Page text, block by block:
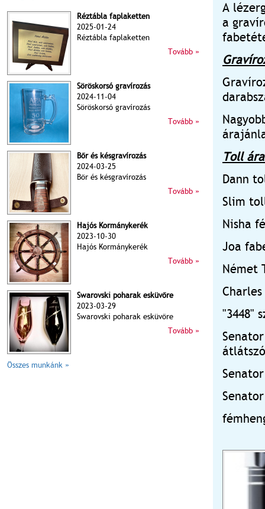
A
a
Toll
Dann
Slim
Nisha
Joa
Német
"3448"
Réztábla faplaketten
2025-01-24
Réztábla faplaketten
Tovább »
Söröskorsó gravírozás
2024-11-04
Söröskorsó gravírozás
Tovább »
Bőr és késgravírozás
2024-03-25
Bőr és késgravírozás
Tovább »
Hajós Kormánykerék
2023-10-30
Hajós Kormánykerék
Tovább »
Swarovski poharak esküvőre
2023-03-29
Swarovski poharak esküvőre
Tovább »
Összes munkánk »